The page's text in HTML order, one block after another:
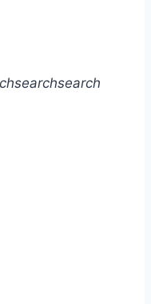
searchsearch